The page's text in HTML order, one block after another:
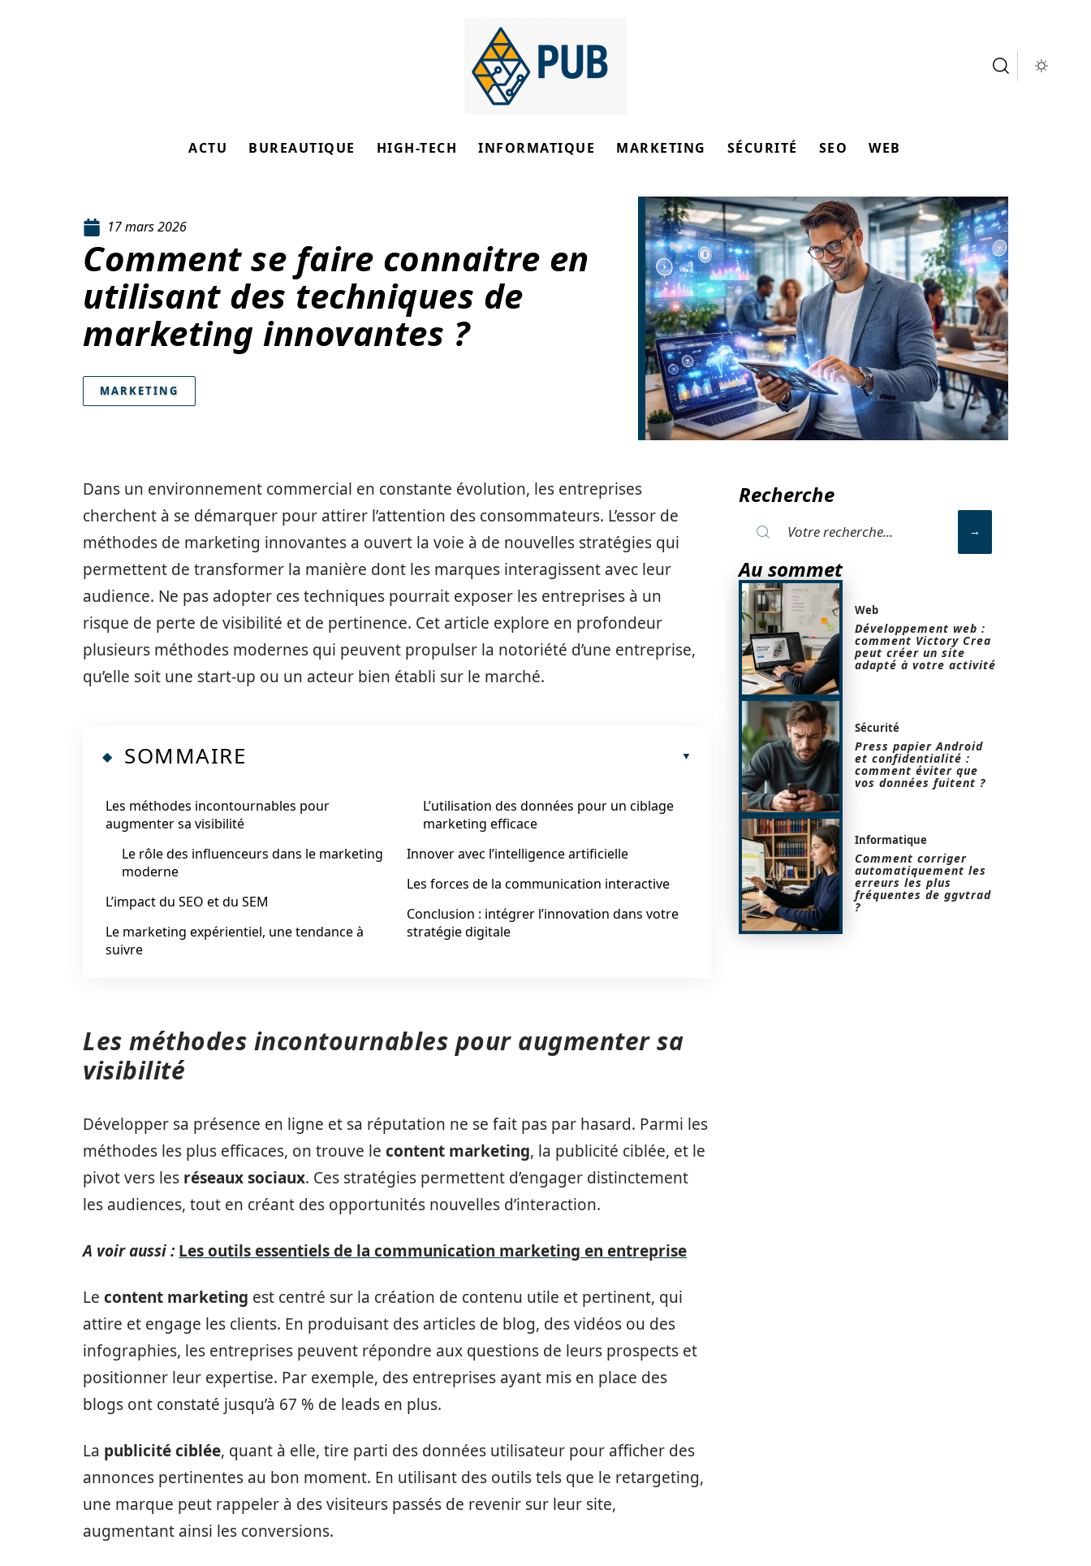
ACTU BUREAUTIQUE HIGH-TECH INFORMATIQUE MARKETING SÉCURITÉ SEO WEB
17 mars 2026
Comment se faire connaitre en
utilisant des techniques de
marketing innovantes ?
MARKETING
Dans un environnement commercial en constante évolution, les entreprises
cherchent à se démarquer pour attirer l’attention des consommateurs. L’essor de
méthodes de marketing innovantes a ouvert la voie à de nouvelles stratégies qui
permettent de transformer la manière dont les marques interagissent avec leur
audience. Ne pas adopter ces techniques pourrait exposer les entreprises à un
risque de perte de visibilité et de pertinence. Cet article explore en profondeur
plusieurs méthodes modernes qui peuvent propulser la notoriété d’une entreprise,
qu’elle soit une start-up ou un acteur bien établi sur le marché.
SOMMAIRE
Les méthodes incontournables pour
augmenter sa visibilité
Le rôle des influenceurs dans le marketing
moderne
L’impact du SEO et du SEM
Le marketing expérientiel, une tendance à
suivre
L’utilisation des données pour un ciblage
marketing efficace
Innover avec l’intelligence artificielle
Les forces de la communication interactive
Conclusion : intégrer l’innovation dans votre
stratégie digitale
Les méthodes incontournables pour augmenter sa
visibilité
Développer sa présence en ligne et sa réputation ne se fait pas par hasard. Parmi les
méthodes les plus efficaces, on trouve le content marketing, la publicité ciblée, et le
pivot vers les réseaux sociaux. Ces stratégies permettent d’engager distinctement
les audiences, tout en créant des opportunités nouvelles d’interaction.
A voir aussi : Les outils essentiels de la communication marketing en entreprise
Le content marketing est centré sur la création de contenu utile et pertinent, qui
attire et engage les clients. En produisant des articles de blog, des vidéos ou des
infographies, les entreprises peuvent répondre aux questions de leurs prospects et
positionner leur expertise. Par exemple, des entreprises ayant mis en place des
blogs ont constaté jusqu’à 67 % de leads en plus.
La publicité ciblée, quant à elle, tire parti des données utilisateur pour afficher des
annonces pertinentes au bon moment. En utilisant des outils tels que le retargeting,
une marque peut rappeler à des visiteurs passés de revenir sur leur site,
augmentant ainsi les conversions.
Recherche
Au sommet
Web
Développement web :
comment Victory Crea
peut créer un site
adapté à votre activité
Sécurité
Press papier Android
et confidentialité :
comment éviter que
vos données fuitent ?
Informatique
Comment corriger
automatiquement les
erreurs les plus
fréquentes de ggvtrad
?